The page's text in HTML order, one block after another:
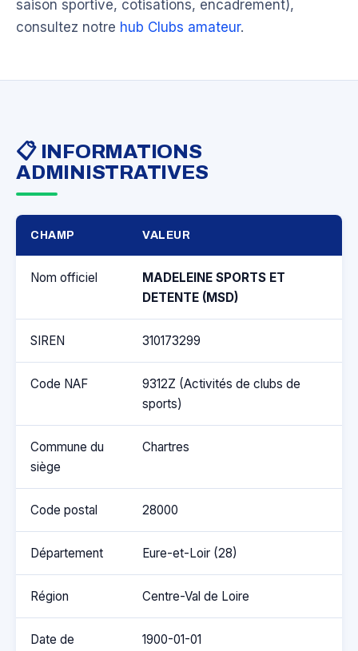
saison sportive, cotisations, encadrement),
consultez notre hub Clubs amateur.
📋 INFORMATIONS
ADMINISTRATIVES
CHAMP VALEUR
Nom officiel
MADELEINE SPORTS ET
DETENTE (MSD)
SIREN 310173299
Code NAF
9312Z (Activités de clubs de
sports)
Commune du
siège
Chartres
Code postal 28000
Département Eure-et-Loir (28)
Région Centre-Val de Loire
Date de
1900-01-01